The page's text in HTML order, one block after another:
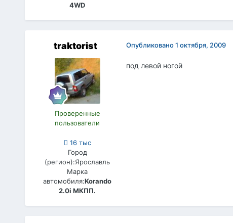
4WD
traktorist
Проверенные
пользователи
16 тыс
Город
(регион):Ярославль
Марка
автомобиля:Korando
2.0i МКПП.
Опубликовано1 октября, 2009
под левой ногой